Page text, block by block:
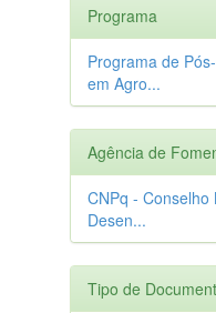
Programa
Programa de
em Agro...
Agência de
CNPq - Conselho
Desen...
Tipo de